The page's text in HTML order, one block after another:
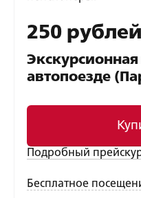
250 рублей
автопоезде
Подробный
Бесплатное